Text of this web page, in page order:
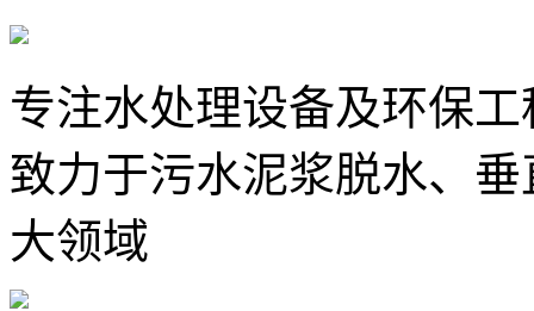
专注水处理设备及环保工
致力于污水泥浆脱水、
大领域